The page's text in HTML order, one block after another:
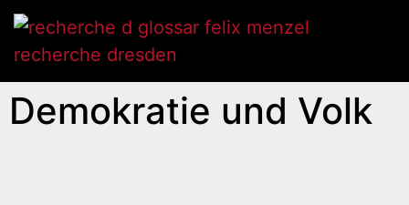
Demokratie und Volk